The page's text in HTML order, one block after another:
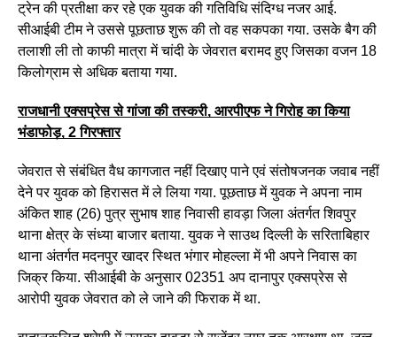
ट्रेन की प्रतीक्षा कर रहे एक युवक की गतिविधि संदिग्ध नजर आई.
सीआईबी टीम ने उससे पूछताछ शुरू की तो वह सकपका गया. उसके बैग की
तलाशी ली तो काफी मात्रा में चांदी के जेवरात बरामद हुए जिसका वजन 18
किलोग्राम से अधिक बताया गया.
राजधानी एक्सप्रेस से गांजा की तस्करी, आरपीएफ ने गिरोह का किया
भंडाफोड़, 2 गिरफ्तार
जेवरात से संबंधित वैध कागजात नहीं दिखाए पाने एवं संतोषजनक जवाब नहीं
देने पर युवक को हिरासत में ले लिया गया. पूछताछ में युवक ने अपना नाम
अंकित शाह (26) पुत्र सुभाष शाह निवासी हावड़ा जिला अंतर्गत शिवपुर
थाना क्षेत्र के संध्या बाजार बताया. युवक ने साउथ दिल्ली के सरिताबिहार
थाना अंतर्गत मदनपुर खादर स्थित भंगार मोहल्ला में भी अपने निवास का
जिक्र किया. सीआईबी के अनुसार 02351 अप दानापुर एक्सप्रेस से
आरोपी युवक जेवरात को ले जाने की फिराक में था.